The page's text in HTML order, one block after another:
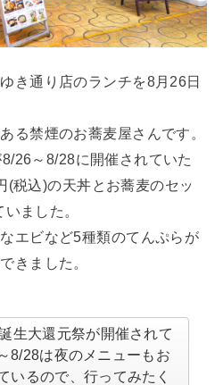
き通り店のランチを8月26日
る禁煙のお蕎麦屋さんです。
26～8/28に開催されていた
(税込)の天丼とお蕎麦のセッ
ました。
エビなど5種類のてんぷらが
きました。
生大還元祭が開催されて
8/28は夜のメニューもお
いるので、行ってみたく